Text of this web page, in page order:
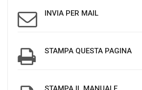
INVIA PER MAIL
STAMPA QUESTA PAGINA